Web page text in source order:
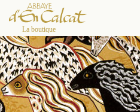
La boutique d'en Calcat